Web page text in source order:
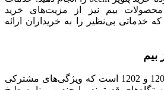
بیم نیز از مزیت‌های خرید
خدماتی بی‌نظیر را به خریداران ارائه
بیم
پلوپز بیم دارای دو مدل 1201 و 1202 است که ویژگی‌های مشترکی